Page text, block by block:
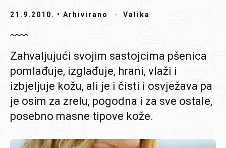
21.9.2010. • Arhivirano Valika
Zahvaljujući svojim sastojcima pšenica
pomlađuje, izglađuje, hrani, vlaži i
izbjeljuje kožu, ali je i čisti i osvježava pa
je osim za zrelu, pogodna i za sve ostale,
posebno masne tipove kože.